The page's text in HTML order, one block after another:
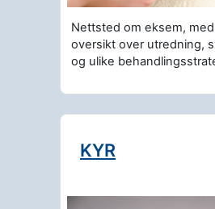
Nettsted om eksem,
oversikt over utredning,
og ulike
KYR